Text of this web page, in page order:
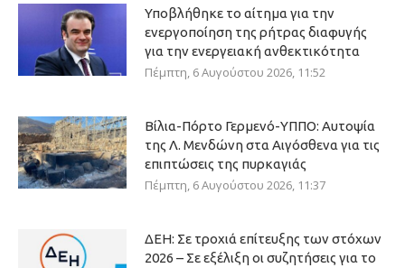
Υποβλήθηκε το αίτημα για την
ενεργοποίηση της ρήτρας διαφυγής
για την ενεργειακή ανθεκτικότητα
Πέμπτη, 6 Αυγούστου 2026, 11:52
Βίλια-Πόρτο Γερμενό-ΥΠΠΟ: Αυτοψία
της Λ. Μενδώνη στα Αιγόσθενα για τις
επιπτώσεις της πυρκαγιάς
Πέμπτη, 6 Αυγούστου 2026, 11:37
ΔΕΗ: Σε τροχιά επίτευξης των στόχων
2026 – Σε εξέλιξη οι συζητήσεις για το